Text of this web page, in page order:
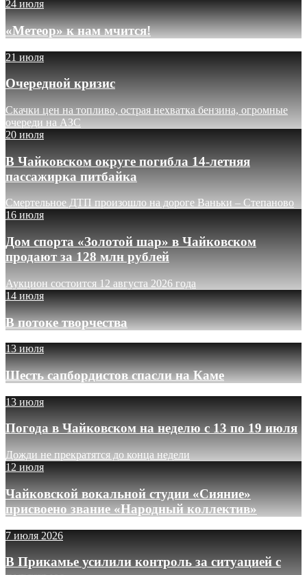
24 июля
«Метеор» к нам мчится!
21 июля
Очередной кризис
Скачки цен на топливо, острая нехватка бензина, огромные
очереди на АЗС
20 июля
В Чайковском округе погибла 14-летняя
пассажирка питбайка
Смертельное ДТП произошло на дороге Ваньки – Степаново
16 июля
Дом спорта «Золотой шар» в Чайковском
продают за 128 млн рублей
Аукцион состоится 12 августа 2026 года
14 июля
В потоке творчества
13 июля
Шесть сапбордистов спасли на Каме
13 июля
Погода в Чайковском на неделю с 13 по 19 июля
Дожди не прекратятся до конца недели
12 июля
Чайковской вокальной студии «Сияние»
присвоено звание «Народный коллектив»
7 июля 2026
В Прикамье усилили контроль за ситуацией с